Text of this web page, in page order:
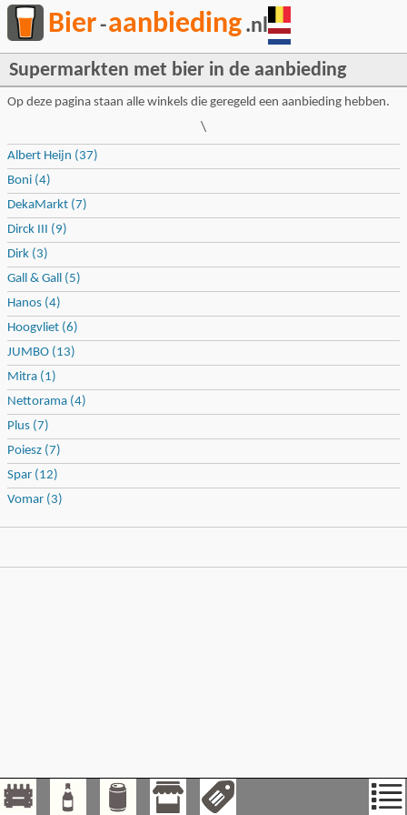
Bier-aanbieding .nl
Supermarkten met bier in de aanbieding
Op deze pagina staan alle winkels die geregeld een aanbieding hebben.
\
Albert Heijn (37)
Boni (4)
DekaMarkt (7)
Dirck III (9)
Dirk (3)
Gall & Gall (5)
Hanos (4)
Hoogvliet (6)
JUMBO (13)
Mitra (1)
Nettorama (4)
Plus (7)
Poiesz (7)
Spar (12)
Vomar (3)